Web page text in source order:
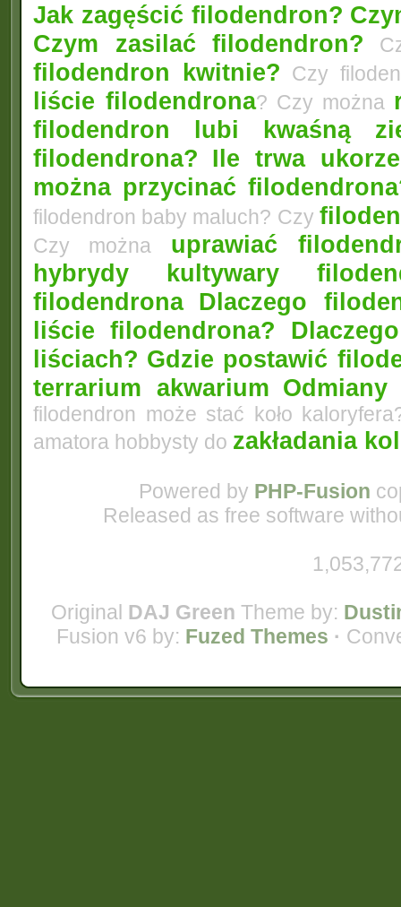
Jak zagęścić filodendron?
Czym zasilać filodendron?
filodendron kwitnie? Czy
liście filodendrona? Czy można
filodendron lubi kwaśną
filodendrona? Ile trwa
można przycinać
filodendron baby maluch? Czy
Czy można uprawiać
hybrydy kultywary
filodendrona Dlaczego
liście filodendrona?
liściach? Gdzie postawić
terrarium akwarium
filodendron może stać koło
amatora hobbysty do zakładania
Powered by PHP-Fusion
Released as free software
Original DAJ Green Theme by:
Fusion v6 by: Fuzed Themes ·